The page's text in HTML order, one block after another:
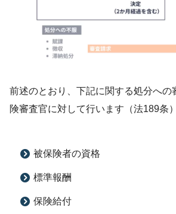
前述のとおり、下記に関する処分への
険審査官に対して行います（法189条）
被保険者の資格
標準報酬
保険給付